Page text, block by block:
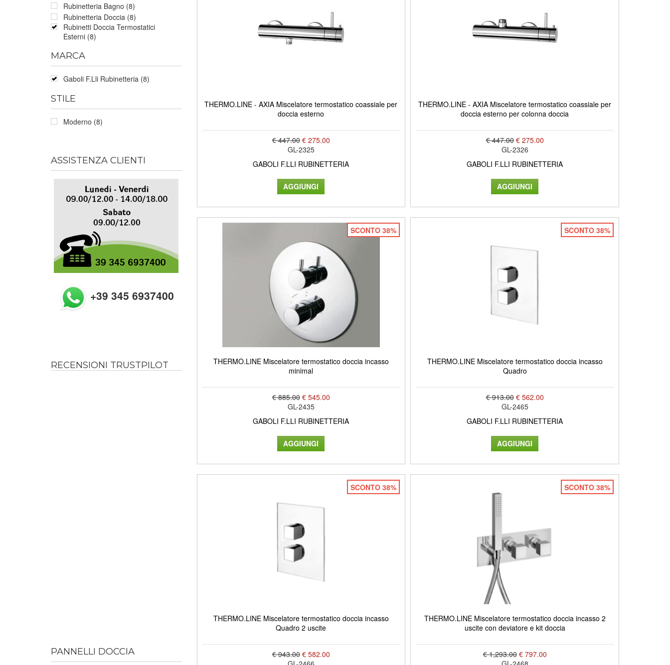
Rubinetteria Bagno (8)
Rubinetteria Doccia (8)
Rubinetti Doccia Termostatici
Esterni (8)
MARCA
Gaboli F.Lli Rubinetteria (8)
STILE
Moderno (8)
ASSISTENZA CLIENTI
+39 345 6937400
RECENSIONI TRUSTPILOT
PANNELLI DOCCIA
THERMO.LINE - AXIA Miscelatore termostatico coassiale per
doccia esterno
€ 447.00 € 275.00
GL-2325
GABOLI F.LLI RUBINETTERIA
THERMO.LINE - AXIA Miscelatore termostatico coassiale per
doccia esterno per colonna doccia
€ 447.00 € 275.00
GL-2326
GABOLI F.LLI RUBINETTERIA
SCONTO 38%
THERMO.LINE Miscelatore termostatico doccia incasso
minimal
€ 885.00 € 545.00
GL-2435
GABOLI F.LLI RUBINETTERIA
SCONTO 38%
THERMO.LINE Miscelatore termostatico doccia incasso
Quadro
€ 913.00 € 562.00
GL-2465
GABOLI F.LLI RUBINETTERIA
SCONTO 38%
THERMO.LINE Miscelatore termostatico doccia incasso
Quadro 2 uscite
€ 943.00 € 582.00
SCONTO 38%
THERMO.LINE Miscelatore termostatico doccia incasso 2
uscite con deviatore e kit doccia
€ 1,293.00 € 797.00